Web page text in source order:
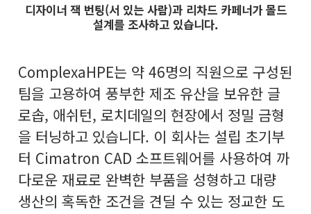
디자이너 잭 번팅(서 있는 사람)과 리차드 카페너가 몰드
설계를 조사하고 있습니다.
ComplexaHPE는 약 46명의 직원으로 구성된
팀을 고용하여 풍부한 제조 유산을 보유한 글
로솝, 애쉬턴, 로치데일의 현장에서 정밀 금형
을 터닝하고 있습니다. 이 회사는 설립 초기부
터 Cimatron CAD 소프트웨어를 사용하여 까
다로운 재료로 완벽한 부품을 성형하고 대량
생산의 혹독한 조건을 견딜 수 있는 정교한 도